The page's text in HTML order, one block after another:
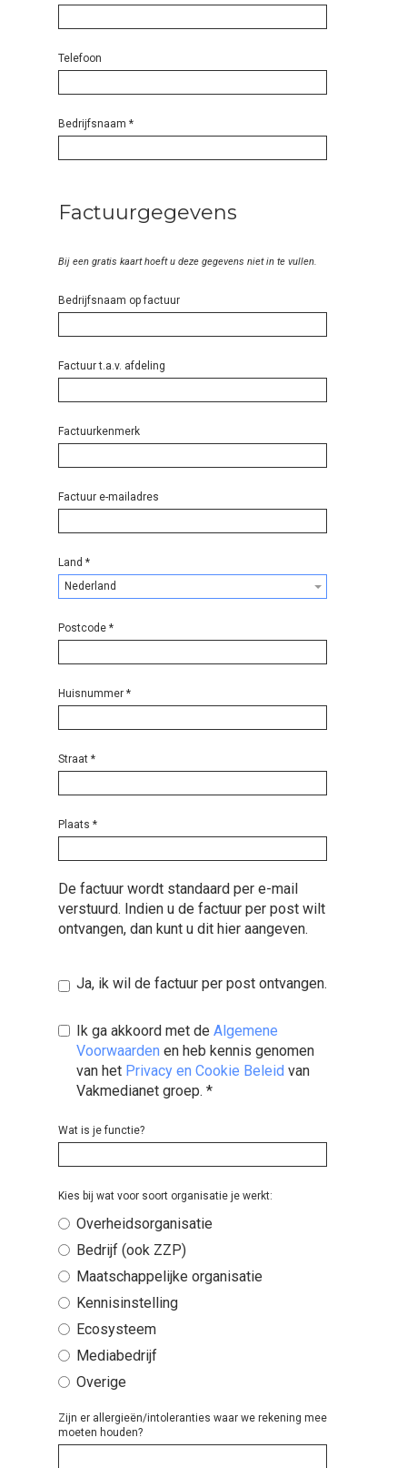
Telefoon
Bedrijfsnaam *
Factuurgegevens
Bij een gratis kaart hoeft u deze gegevens niet in te vullen.
Bedrijfsnaam op factuur
Factuur t.a.v. afdeling
Factuurkenmerk
Factuur e-mailadres
Land *
Nederland
Postcode *
Huisnummer *
Straat *
Plaats *
De factuur wordt standaard per e-mail
verstuurd. Indien u de factuur per post wilt
ontvangen, dan kunt u dit hier aangeven.
Ja, ik wil de factuur per post ontvangen.
Ik ga akkoord met de Algemene
Voorwaarden en heb kennis genomen
van het Privacy en Cookie Beleid van
Vakmedianet groep. *
Wat is je functie?
Kies bij wat voor soort organisatie je werkt:
Overheidsorganisatie
Bedrijf (ook ZZP)
Maatschappelijke organisatie
Kennisinstelling
Ecosysteem
Mediabedrijf
Overige
Zijn er allergieën/intoleranties waar we rekening mee
moeten houden?